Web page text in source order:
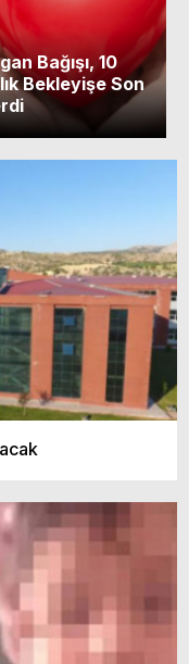
Bağışı, 10
Bekleyişe Son